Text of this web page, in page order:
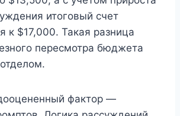
итоговый счет
к $17,000. Такая разница
пересмотра бюджета
фактор —